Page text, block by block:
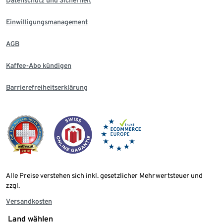
Einwilligungsmanagement
AGB
Kaffee-Abo kündigen
Barrierefreiheitserklärung
Alle Preise verstehen sich inkl. gesetzlicher Mehrwertsteuer und
zzgl.
Versandkosten
Land wählen